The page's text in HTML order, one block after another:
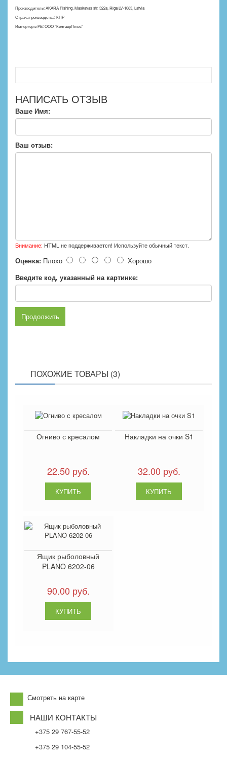
Производитель: AKARA Fishing, Maskavas str. 322a, Riga LV-1063, Latvia
Страна производства: КНР
Импортер в РБ: ООО "КентаврПлюс"
НАПИСАТЬ ОТЗЫВ
Ваше Имя:
Ваш отзыв:
Внимание: HTML не поддерживается! Используйте обычный текст.
Оценка: Плохо
Хорошо
Введите код, указанный на картинке:
Продолжить
ПОХОЖИЕ ТОВАРЫ (3)
Огниво с кресалом
22.50 руб.
Накладки на очки S1
32.00 руб.
Ящик рыболовный
PLANO 6202-06
90.00 руб.
Смотреть на карте
НАШИ КОНТАКТЫ
+375 29 767-55-52
+375 29 104-55-52